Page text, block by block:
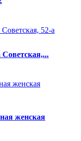
Советская,...
женская